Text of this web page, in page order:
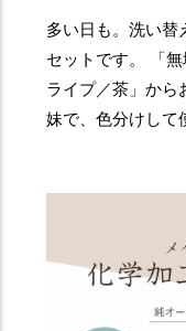
多い日も。洗い替
セットです。 「
ライプ／茶」から
妹で、色分けして